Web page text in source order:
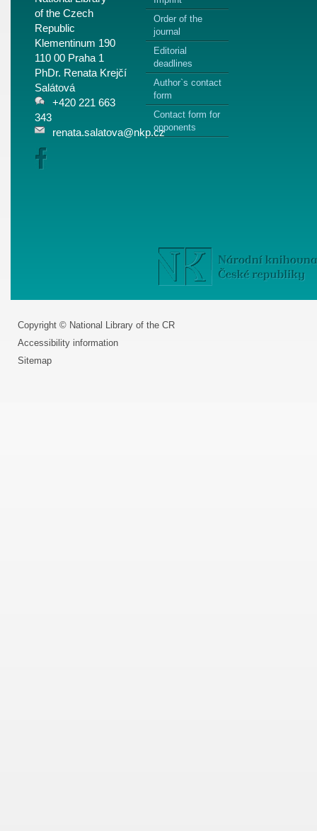
of the Czech
Republic
Klementinum 190
110 00 Praha 1
PhDr. Renata Krejčí
Salátová
+420 221 663
343
renata.salatova@nkp.cz
Order of the
journal
Editorial
deadlines
Author`s contact
form
Contact form for
opponents
Copyright © National Library of the CR
Accessibility information
Sitemap